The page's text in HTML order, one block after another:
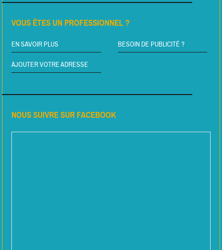
VOUS ÊTES UN PROFESSIONNEL ?
EN SAVOIR PLUS BESOIN DE PUBLICITÉ ?
AJOUTER VOTRE ADRESSE
NOUS SUIVRE SUR FACEBOOK